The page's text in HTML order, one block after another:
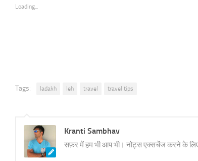
window)
Loading...
Tags: ladakh leh travel travel tips
Kranti Sambhav
सफ़र में हम भी आप भी। नोट्स एक्सचेंज करने के